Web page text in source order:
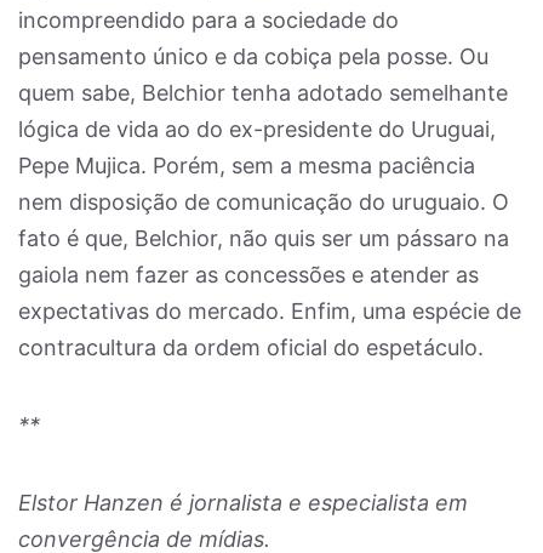
incompreendido para a sociedade do
pensamento único e da cobiça pela posse. Ou
quem sabe, Belchior tenha adotado semelhante
lógica de vida ao do ex-presidente do Uruguai,
Pepe Mujica. Porém, sem a mesma paciência
nem disposição de comunicação do uruguaio. O
fato é que, Belchior, não quis ser um pássaro na
gaiola nem fazer as concessões e atender as
expectativas do mercado. Enfim, uma espécie de
contracultura da ordem oficial do espetáculo.
**
Elstor Hanzen é jornalista e especialista em
convergência de mídias.